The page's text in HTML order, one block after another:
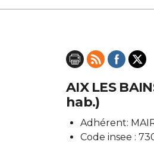
AIX LES
hab.)
Adhérent:
Code insee :